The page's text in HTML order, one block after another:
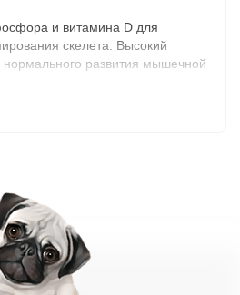
и витамина D для
скелета. Высокий
нормального развития мышечной
Holistiс (холистик)
сохраняющая вкусовые и
свежего мяса
3 жирная кислота (ДКГ),
жире и льняном семени для
мозга и зрения.